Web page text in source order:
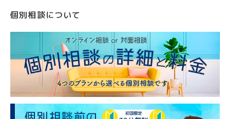
個別相談について